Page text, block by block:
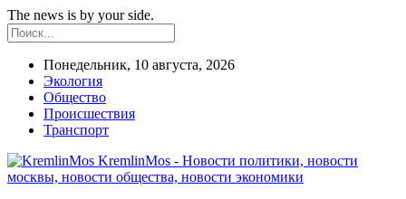
The news is by your side.
Понедельник, 10 августа, 2026
Экология
Общество
Происшествия
Транспорт
KremlinMos - Новости политики, новости
москвы, новости общества, новости экономики